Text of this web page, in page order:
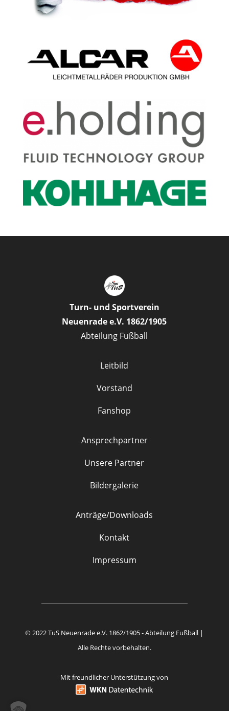
Turn- und Sportverein
Neuenrade e.V. 1862/1905
Abteilung Fußball
Leitbild
Vorstand
Fanshop
Ansprechpartner
Unsere Partner
Bildergalerie
Anträge/Downloads
Kontakt
Impressum
© 2022 TuS Neuenrade e.V. 1862/1905 - Abteilung Fußball |
Alle Rechte vorbehalten.
Mit freundlicher Unterstützung von